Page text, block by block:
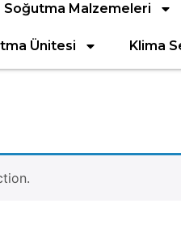
Soğutma Malzemeleri
Ünitesi Klima